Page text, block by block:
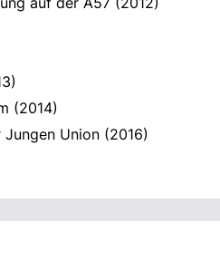
(2014)
Union (2016)